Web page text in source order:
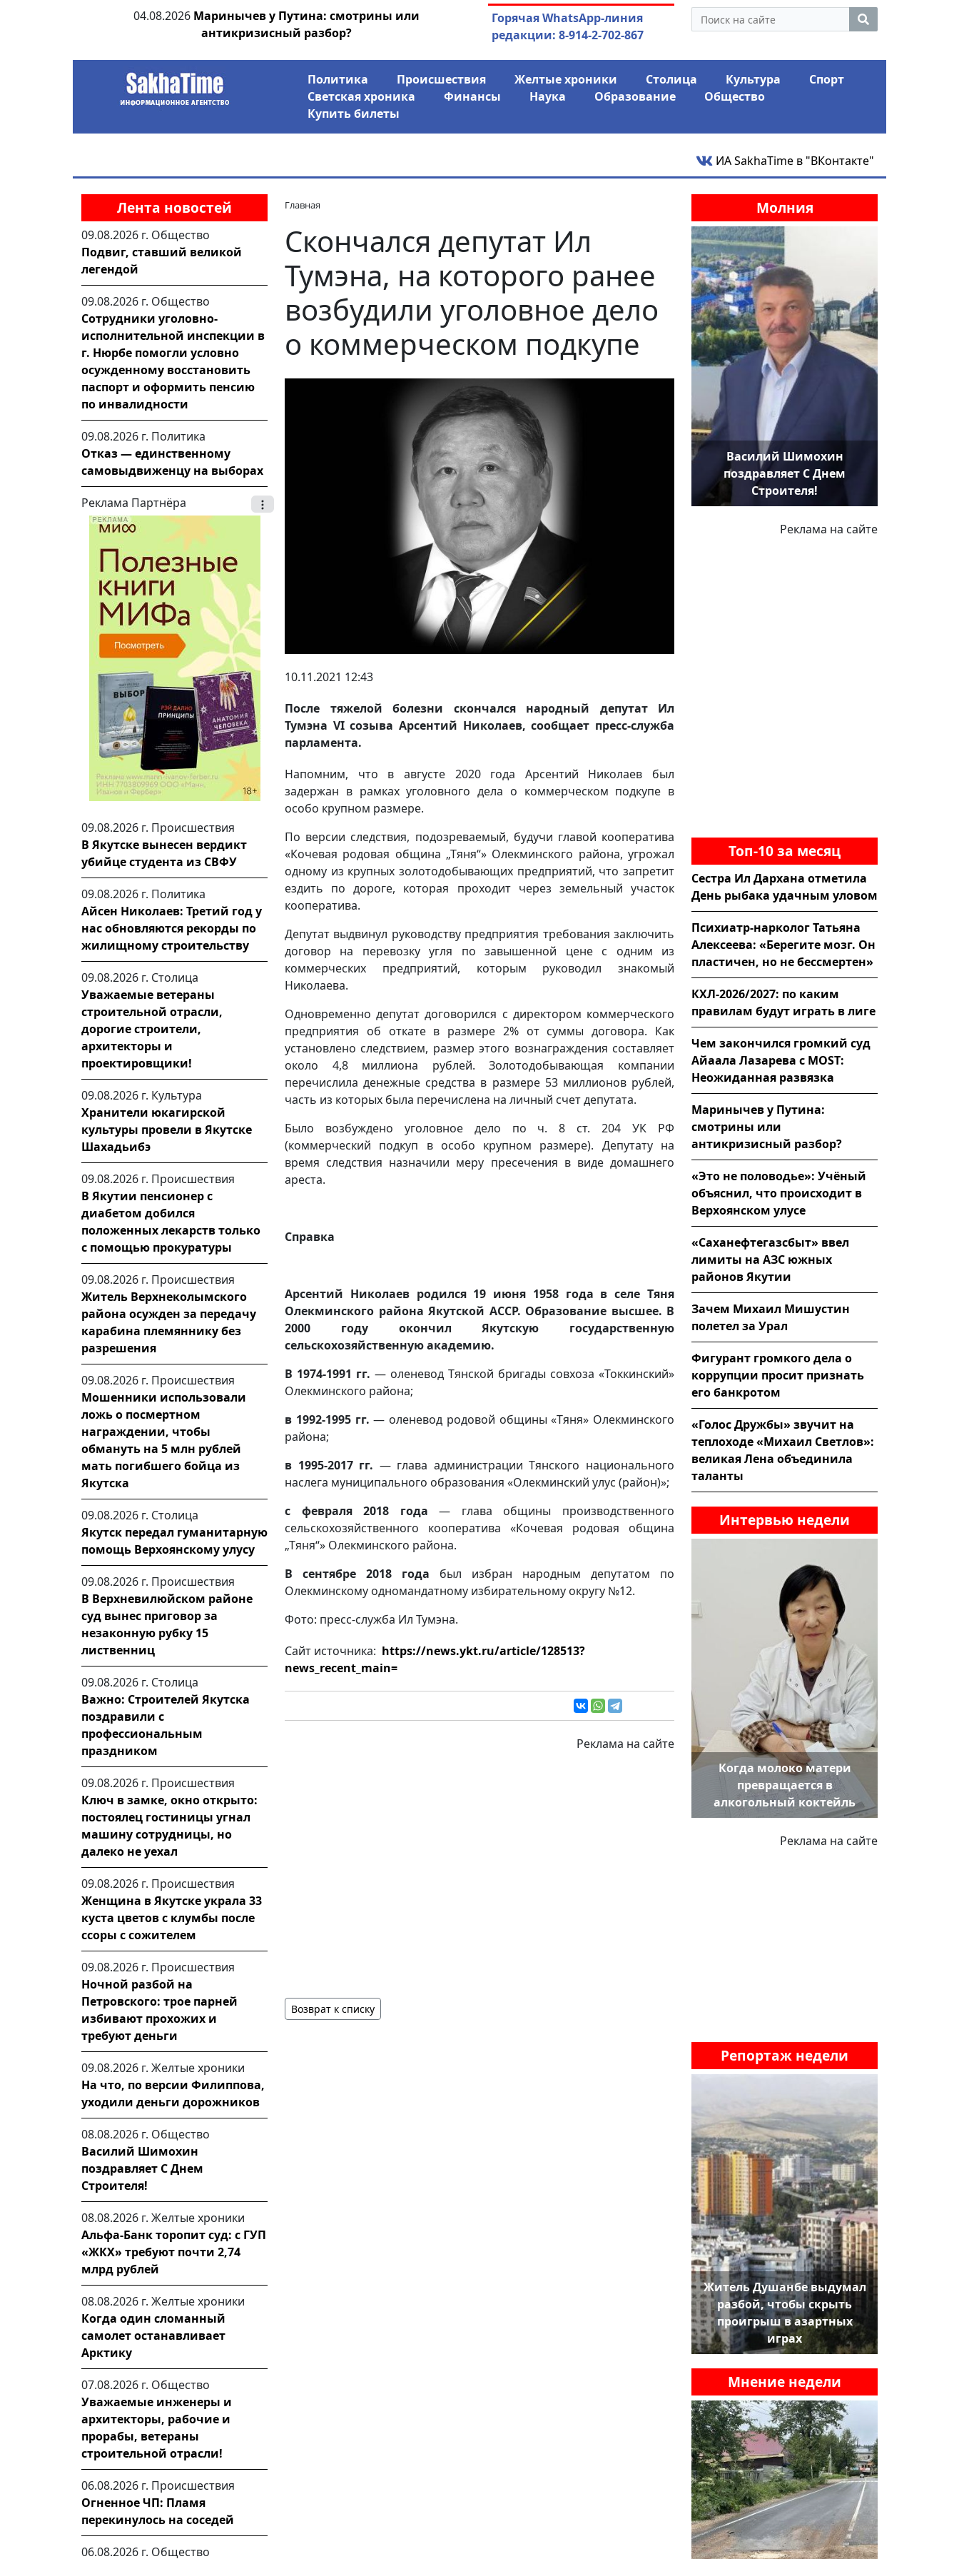
04.08.2026 Маринычев у Путина: смотрины или
антикризисный разбор?
03.08.2026АЛРОСА ушла в минус и ожидает еще одного
финансового удара
05.08.2026
Горячая WhatsApp-линия
редакции: 8-914-2-702-867
Политика Происшествия Желтые хроники Столица Культура
Спорт
Светская хроника
Финансы Наука Образование
Общество
Купить билеты
ИА SakhaTime в "ВКонтакте"
Лента новостей
09.08.2026 г. Общество
Подвиг, ставший великой
легендой
09.08.2026 г. Общество
Сотрудники уголовно-
исполнительной инспекции в
г. Нюрбе помогли условно
осужденному восстановить
паспорт и оформить пенсию
по инвалидности
09.08.2026 г. Политика
Отказ — единственному
самовыдвиженцу на выборах
Реклама Партнёра
09.08.2026 г. Происшествия
В Якутске вынесен вердикт
убийце студента из СВФУ
09.08.2026 г. Политика
Айсен Николаев: Третий год у
нас обновляются рекорды по
жилищному строительству
09.08.2026 г. Столица
Уважаемые ветераны
строительной отрасли,
дорогие строители,
архитекторы и
проектировщики!
09.08.2026 г. Культура
Хранители юкагирской
культуры провели в Якутске
Шахадьибэ
09.08.2026 г. Происшествия
В Якутии пенсионер с
диабетом добился
положенных лекарств только
с помощью прокуратуры
09.08.2026 г. Происшествия
Житель Верхнеколымского
района осужден за передачу
карабина племяннику без
разрешения
09.08.2026 г. Происшествия
Мошенники использовали
ложь о посмертном
награждении, чтобы
обмануть на 5 млн рублей
мать погибшего бойца из
Якутска
09.08.2026 г. Столица
Якутск передал гуманитарную
помощь Верхоянскому улусу
09.08.2026 г. Происшествия
В Верхневилюйском районе
суд вынес приговор за
незаконную рубку 15
лиственниц
09.08.2026 г. Столица
Важно: Строителей Якутска
поздравили с
профессиональным
праздником
09.08.2026 г. Происшествия
Ключ в замке, окно открыто:
постоялец гостиницы угнал
машину сотрудницы, но
далеко не уехал
09.08.2026 г. Происшествия
Женщина в Якутске украла 33
куста цветов с клумбы после
ссоры с сожителем
09.08.2026 г. Происшествия
Ночной разбой на
Петровского: трое парней
избивают прохожих и
требуют деньги
09.08.2026 г. Желтые хроники
На что, по версии Филиппова,
уходили деньги дорожников
08.08.2026 г. Общество
Василий Шимохин
поздравляет С Днем
Строителя!
08.08.2026 г. Желтые хроники
Альфа-Банк торопит суд: с ГУП
«ЖКХ» требуют почти 2,74
млрд рублей
08.08.2026 г. Желтые хроники
Когда один сломанный
самолет останавливает
Арктику
07.08.2026 г. Общество
Уважаемые инженеры и
архитекторы, рабочие и
прорабы, ветераны
строительной отрасли!
06.08.2026 г. Происшествия
Огненное ЧП: Пламя
перекинулось на соседей
06.08.2026 г. Общество
Главная
Скончался депутат Ил
Тумэна, на которого ранее
возбудили уголовное дело
о коммерческом подкупе
10.11.2021 12:43
После тяжелой болезни скончался народный депутат Ил
Тумэна VI созыва Арсентий Николаев, сообщает пресс-служба
парламента.
Напомним, что в августе 2020 года Арсентий Николаев был
задержан в рамках уголовного дела о коммерческом подкупе в
особо крупном размере.
По версии следствия, подозреваемый, будучи главой кооператива
«Кочевая родовая община „Тяня“» Олекминского района, угрожал
одному из крупных золотодобывающих предприятий, что запретит
ездить по дороге, которая проходит через земельный участок
кооператива.
Депутат выдвинул руководству предприятия требования заключить
договор на перевозку угля по завышенной цене с одним из
коммерческих предприятий, которым руководил знакомый
Николаева.
Одновременно депутат договорился с директором коммерческого
предприятия об откате в размере 2% от суммы договора. Как
установлено следствием, размер этого вознаграждения составляет
около 4,8 миллиона рублей. Золотодобывающая компании
перечислила денежные средства в размере 53 миллионов рублей,
часть из которых была перечислена на личный счет депутата.
Было возбуждено уголовное дело по ч. 8 ст. 204 УК РФ
(коммерческий подкуп в особо крупном размере). Депутату на
время следствия назначили меру пресечения в виде домашнего
ареста.
Справка
Арсентий Николаев родился 19 июня 1958 года в селе Тяня
Олекминского района Якутской АССР. Образование высшее. В
2000 году окончил Якутскую государственную
сельскохозяйственную академию.
В 1974-1991 гг. — оленевод Тянской бригады совхоза «Токкинский»
Олекминского района;
в 1992-1995 гг.— оленевод родовой общины «Тяня» Олекминского
района;
в 1995-2017 гг. — глава администрации Тянского национального
наслега муниципального образования «Олекминский улус (район)»;
с февраля 2018 года— глава общины производственного
сельскохозяйственного кооператива «Кочевая родовая община
„Тяня“» Олекминского района.
В сентябре 2018 года был избран народным депутатом по
Олекминскому одномандатному избирательному округу №12.
Фото: пресс-служба Ил Тумэна.
Сайт источника: https://news.ykt.ru/article/128513?
news_recent_main=
Реклама на сайте
Возврат к списку
Молния
Василий Шимохин
поздравляет С Днем
Строителя!
Реклама на сайте
Топ-10 за месяц
Сестра Ил Дархана отметила
День рыбака удачным уловом
Психиатр-нарколог Татьяна
Алексеева: «Берегите мозг. Он
пластичен, но не бессмертен»
КХЛ-2026/2027: по каким
правилам будут играть в лиге
Чем закончился громкий суд
Айаала Лазарева с MOST:
Неожиданная развязка
Маринычев у Путина:
смотрины или
антикризисный разбор?
«Это не половодье»: Учёный
объяснил, что происходит в
Верхоянском улусе
«Саханефтегазсбыт» ввел
лимиты на АЗС южных
районов Якутии
Зачем Михаил Мишустин
полетел за Урал
Фигурант громкого дела о
коррупции просит признать
его банкротом
«Голос Дружбы» звучит на
теплоходе «Михаил Светлов»:
великая Лена объединила
таланты
Интервью недели
Когда молоко матери
превращается в
алкогольный коктейль
Реклама на сайте
Репортаж недели
Житель Душанбе выдумал
разбой, чтобы скрыть
проигрыш в азартных
играх
Мнение недели